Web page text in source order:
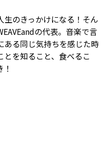
のきっかけになる！そん
の代表。音楽で言
ある同じ気持ちを感じた時
を知ること、食べるこ